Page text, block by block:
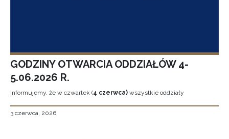
GODZINY OTWARCIA ODDZIAŁÓW 4-
5.06.2026 R.
Informujemy, że w czwartek (4 czerwca) wszystkie oddziały
3 czerwca, 2026